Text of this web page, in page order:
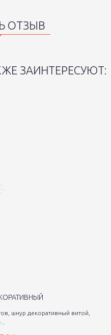
ОТЗЫВ
ЗАИНТЕРЕСУЮТ:
шнур декоративный витой,